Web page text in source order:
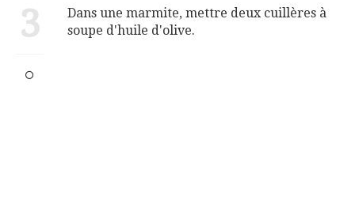
3
Dans une marmite, mettre deux cuillères à
soupe d'huile d'olive.